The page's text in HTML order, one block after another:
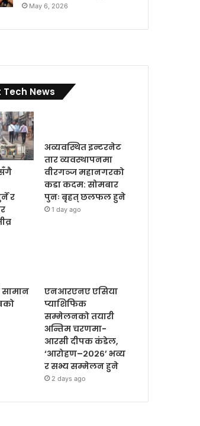
May 6, 2026
Tech News
र
अव्यवस्थित इन्टरनेट
तार व्यवस्थापनमा
वीरगञ्ज महानगरको
कडा कदम: सोमबार
पुनः बृहत् छलफल हुने
1 day ago
एनआरएनए एसिया
प्याशिफिक
सम्मेलनको तयारी
अन्तिम चरणमा-
आरसी दीपक कंडेल,
‘आरोहण–२०२६’ भव्य
र सभ्य सम्मेलन हुने
2 days ago